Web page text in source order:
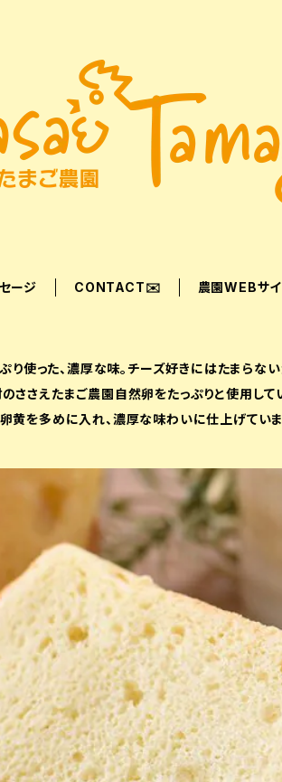
ージ CONTACT✉️ 農園WEBサ
り使った、濃厚な味。チーズ好きにはたまらない
ささえたまご農園自然卵をたっぷりと使用して
黄を多めに入れ、濃厚な味わいに仕上げていま